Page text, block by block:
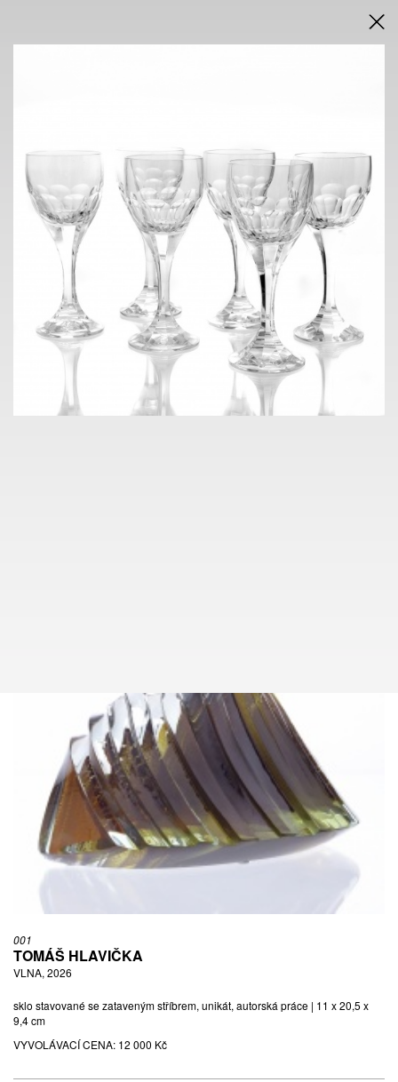
AUTOR NEZAŘAZEN
SKLENICE, 6 KS, NEDATOVÁNO
sklo čiré, broušené, leštěné | 17 x 7 x 7 cm
VYVOLÁVACÍ CENA:
INTERNETOVÁ
neděle 7. června 2026
od 16.00 h
VÝSTAVA
Voršilská 3, Praha 1
2. 6. - 7. 6. 2026
10.00 h - 18.00 h
KONTAKT
+420 603 770 945
info@pragueauctions.com
001
TOMÁŠ HLAVIČKA
VLNA, 2026
sklo stavované se zataveným stříbrem, unikát, autorská práce | 11 x 20,5 x
9,4 cm
VYVOLÁVACÍ CENA: 12 000 Kč